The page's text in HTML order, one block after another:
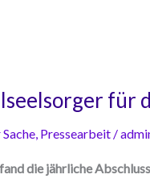
für
, Pressearbeit /
die jährliche